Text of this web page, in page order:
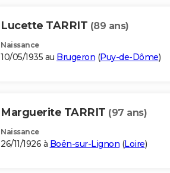
Lucette TARRIT (89 ans)
Naissance
10/05/1935 au Brugeron (Puy-de-Dôme)
Marguerite TARRIT (97 ans)
Naissance
26/11/1926 à Boën-sur-Lignon (Loire)